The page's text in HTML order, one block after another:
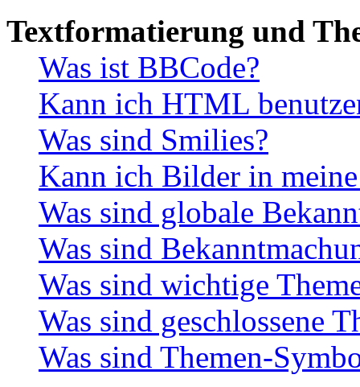
Textformatierung und
Was ist BBCode?
Kann ich HTML
Was sind Smilies?
Kann ich Bilder in
Was sind globale
Was sind
Was sind wichtige
Was sind geschlossene
Was sind Themen-